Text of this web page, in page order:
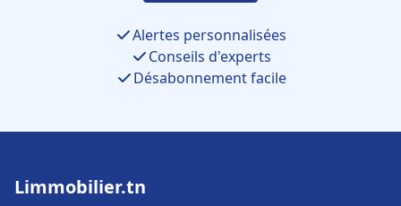
Alertes personnalisées
Conseils d'experts
Désabonnement facile
Limmobilier.tn